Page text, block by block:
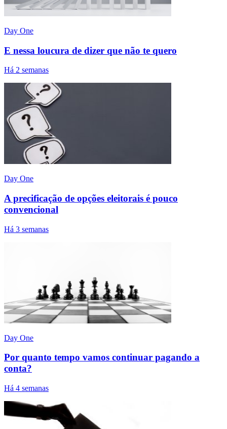
Day One
E nessa loucura de dizer que não te quero
Há 2 semanas
Day One
A precificação de opções eleitorais é pouco
convencional
Há 3 semanas
Day One
Por quanto tempo vamos continuar pagando a
conta?
Há 4 semanas